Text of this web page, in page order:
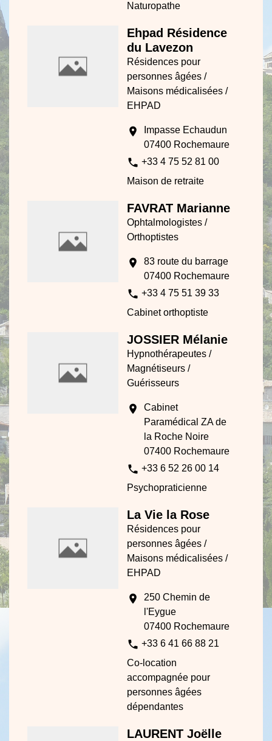
Naturopathe
Ehpad Résidence
du Lavezon
Résidences pour
personnes âgées /
Maisons médicalisées /
EHPAD
location_on
Impasse Echaudun
07400 Rochemaure
phone +33 4 75 52 81 00
Maison de retraite
FAVRAT Marianne
Ophtalmologistes /
Orthoptistes
location_on
83 route du barrage
07400 Rochemaure
phone +33 4 75 51 39 33
Cabinet orthoptiste
JOSSIER Mélanie
Hypnothérapeutes /
Magnétiseurs /
Guérisseurs
location_on
Cabinet
Paramédical ZA de
la Roche Noire
07400 Rochemaure
phone +33 6 52 26 00 14
Psychopraticienne
La Vie la Rose
Résidences pour
personnes âgées /
Maisons médicalisées /
EHPAD
location_on
250 Chemin de
l'Eygue
07400 Rochemaure
phone +33 6 41 66 88 21
Co-location
accompagnée pour
personnes âgées
dépendantes
LAURENT Joëlle